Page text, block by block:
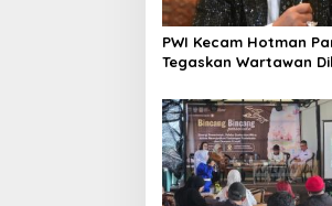
PWI Kecam Hotman
Tegaskan Wartawan